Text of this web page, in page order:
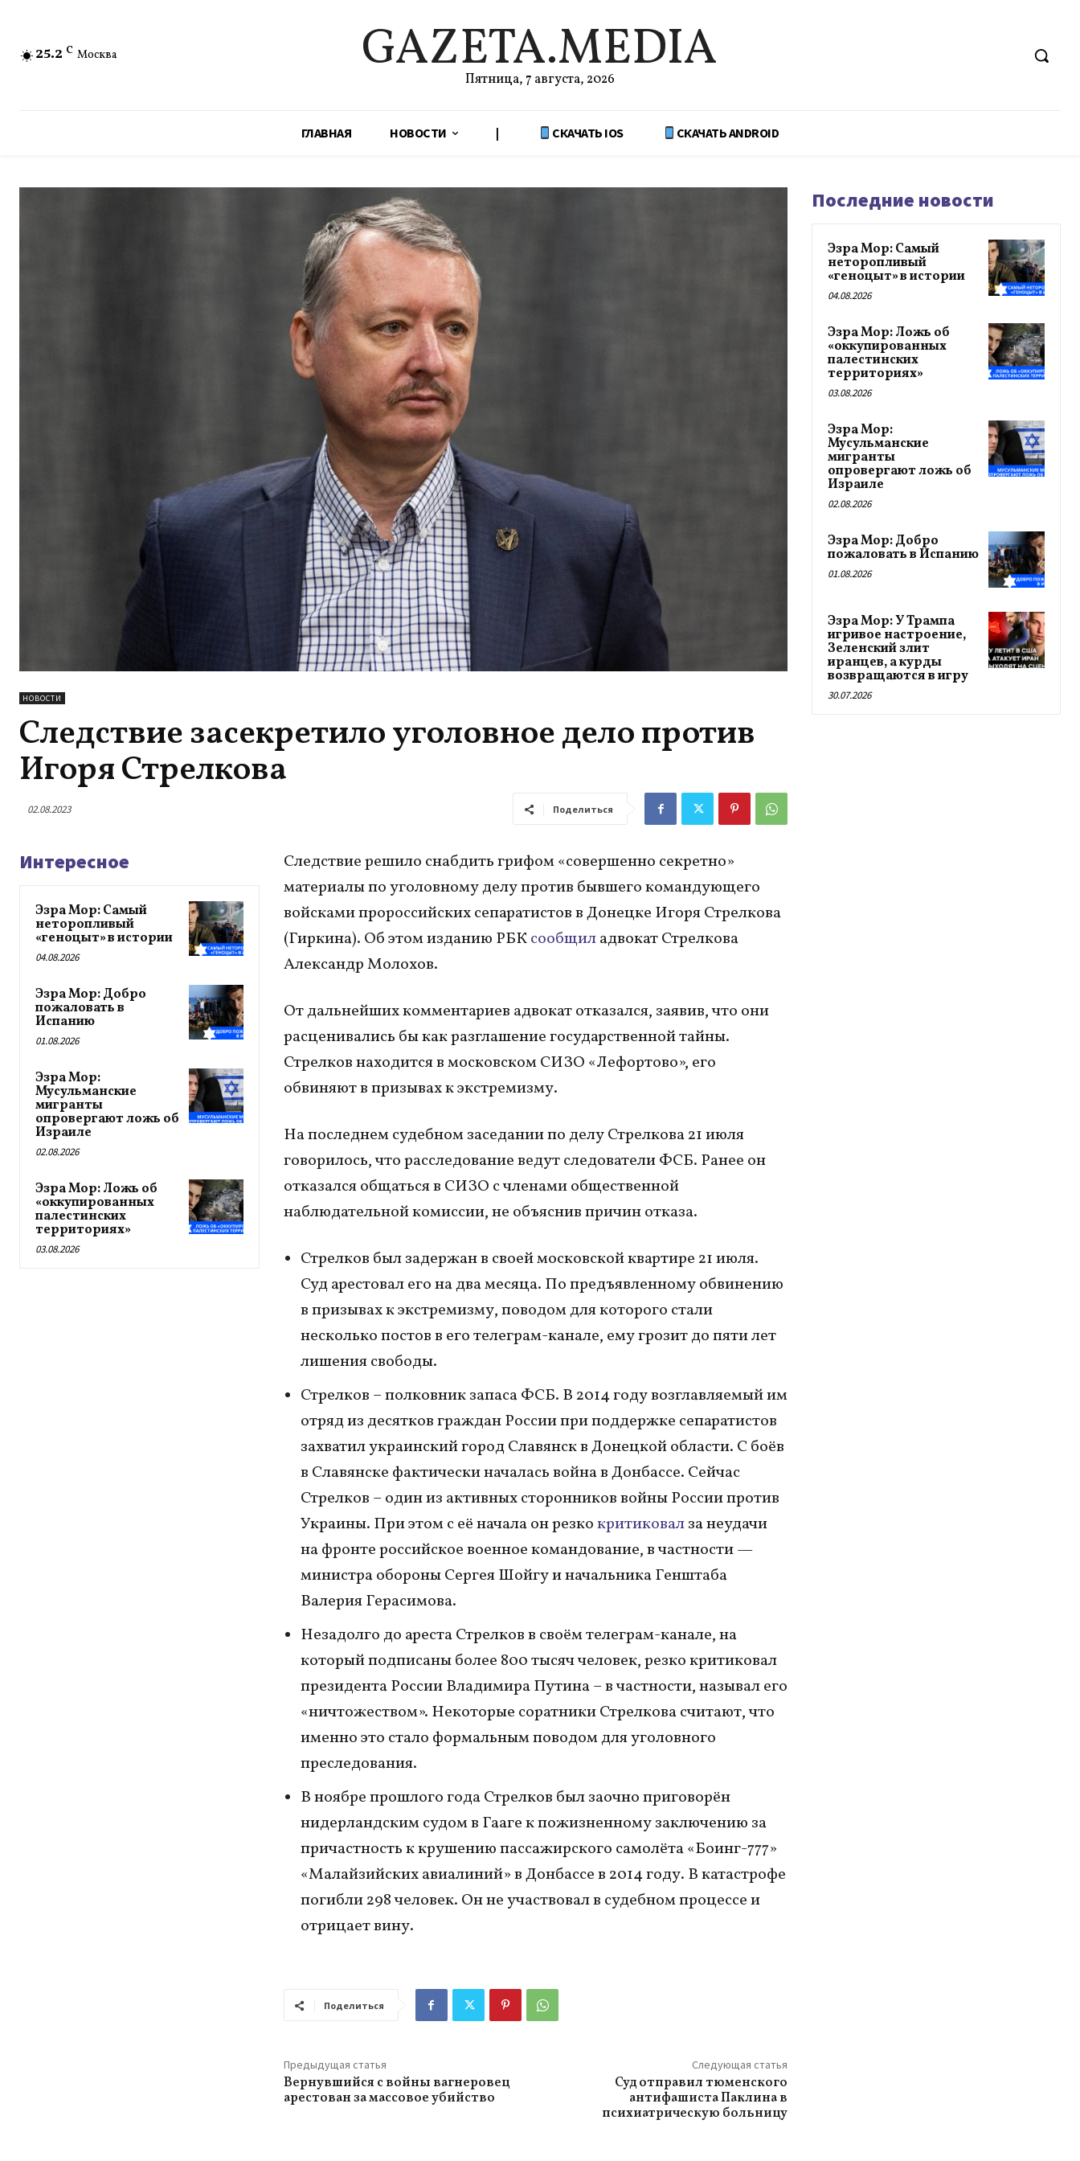
25.2 C Москва GAZETA.MEDIA
Пятница, 7 августа, 2026
ГЛАВНАЯ НОВОСТИ | СКАЧАТЬ IOS СКАЧАТЬ ANDROID
НОВОСТИ
Следствие засекретило уголовное дело против
Игоря Стрелкова
02.08.2023 Поделиться
Интересное
Эзра Мор: Самый
неторопливый
«геноцыт» в истории
04.08.2026
Эзра Мор: Добро
пожаловать в
Испанию
01.08.2026
Эзра Мор:
Мусульманские
мигранты
опровергают ложь об
Израиле
02.08.2026
Эзра Мор: Ложь об
«оккупированных
палестинских
территориях»
03.08.2026
Следствие решило снабдить грифом «совершенно секретно»
материалы по уголовному делу против бывшего командующего
войсками пророссийских сепаратистов в Донецке Игоря Стрелкова
(Гиркина). Об этом изданию РБКсообщиладвокат Стрелкова
Александр Молохов.
От дальнейших комментариев адвокат отказался, заявив, что они
расценивались бы как разглашение государственной тайны.
Стрелков находится в московском СИЗО «Лефортово», его
обвиняют в призывах к экстремизму.
На последнем судебном заседании по делу Стрелкова 21 июля
говорилось, что расследование ведут следователи ФСБ. Ранее он
отказался общаться в СИЗО с членами общественной
наблюдательной комиссии, не объяснив причин отказа.
Стрелков был задержан в своей московской квартире 21 июля.
Суд арестовал его на два месяца. По предъявленному обвинению
в призывах к экстремизму, поводом для которого стали
несколько постов в его телеграм-канале, ему грозит до пяти лет
лишения свободы.
Стрелков – полковник запаса ФСБ. В 2014 году возглавляемый им
отряд из десятков граждан России при поддержке сепаратистов
захватил украинский город Славянск в Донецкой области. С боёв
в Славянске фактически началась война в Донбассе. Сейчас
Стрелков – один из активных сторонников войны России против
Украины. При этом с её начала он резкокритиковалза неудачи
на фронте российское военное командование, в частности —
министра обороны Сергея Шойгу и начальника Генштаба
Валерия Герасимова.
Незадолго до ареста Стрелков в своём телеграм-канале, на
который подписаны более 800 тысяч человек, резко критиковал
президента России Владимира Путина – в частности, называл его
«ничтожеством». Некоторые соратники Стрелкова считают, что
именно это стало формальным поводом для уголовного
преследования.
В ноябре прошлого года Стрелков был заочно приговорён
нидерландским судом в Гааге к пожизненному заключению за
причастность к крушению пассажирского самолёта «Боинг-777»
«Малайзийских авиалиний» в Донбассе в 2014 году. В катастрофе
погибли 298 человек. Он не участвовал в судебном процессе и
отрицает вину.
Поделиться
Предыдущая статья
Вернувшийся с войны вагнеровец
арестован за массовое убийство
Следующая статья
Суд отправил тюменского
антифашиста Паклина в
психиатрическую больницу
Последние новости
Эзра Мор: Самый
неторопливый
«геноцыт» в истории
04.08.2026
Эзра Мор: Ложь об
«оккупированных
палестинских
территориях»
03.08.2026
Эзра Мор:
Мусульманские
мигранты
опровергают ложь об
Израиле
02.08.2026
Эзра Мор: Добро
пожаловать в Испанию
01.08.2026
Эзра Мор: У Трампа
игривое настроение,
Зеленский злит
иранцев, а курды
возвращаются в игру
30.07.2026